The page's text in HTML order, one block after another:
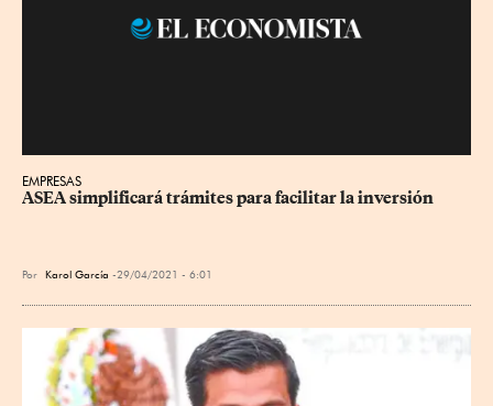
EMPRESAS
ASEA simplificará trámites para facilitar la inversión
Por Karol García 29/04/2021 - 6:01